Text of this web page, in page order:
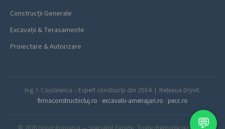
Construcții Generale
Excavații & Terasamente
Proiectare & Autorizare
Ing. I. Cojoleanca – Expert construcții din 2004 | Rețeaua Dryvit:
firmaconstructiicluj.ro · excavatii-amenajari.ro · pecc.ro
💬